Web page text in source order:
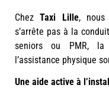
ChezTaxi Lille, nous
s’arrête pas à la
seniors ou PMR, la
l’assistance physique
Une aide active à